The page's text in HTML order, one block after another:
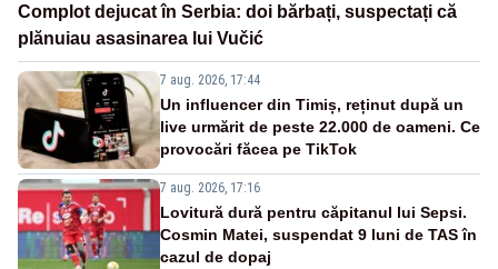
Complot dejucat în Serbia: doi bărbați, suspectați că
plănuiau asasinarea lui Vučić
7 aug. 2026, 17:44
Un influencer din Timiș, reținut după un
live urmărit de peste 22.000 de oameni. Ce
provocări făcea pe TikTok
7 aug. 2026, 17:16
Lovitură dură pentru căpitanul lui Sepsi.
Cosmin Matei, suspendat 9 luni de TAS în
cazul de dopaj